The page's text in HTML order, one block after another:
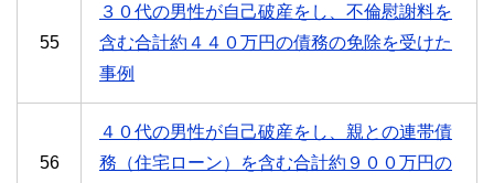
55
３０代の男性が自己破産をし、不倫慰謝料を
含む合計約４４０万円の債務の免除を受けた
事例
56
４０代の男性が自己破産をし、親との連帯債
務（住宅ローン）を含む合計約９００万円の